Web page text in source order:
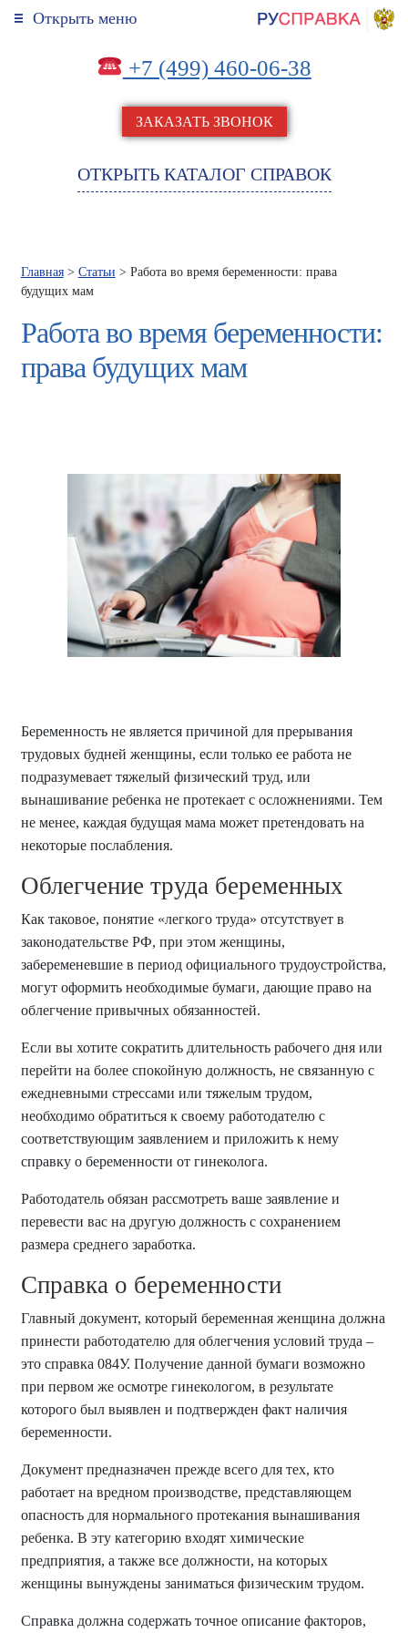
Открыть меню
ОТКРЫТЬ КАТАЛОГ СПРАВОК
+7 (499) 460-06-38
ЗАКАЗАТЬ ЗВОНОК
Главная> Статьи > Работа во время беременности: права
будущих мам
Работа во время беременности:
права будущих мам
Беременность не является причиной для прерывания
трудовых будней женщины, если только ее работа не
подразумевает тяжелый физический труд, или
вынашивание ребенка не протекает с осложнениями. Тем
не менее, каждая будущая мама может претендовать на
некоторые послабления.
Облегчение труда беременных
Как таковое, понятие «легкого труда» отсутствует в
законодательстве РФ, при этом женщины,
забеременевшие в период официального трудоустройства,
могут оформить необходимые бумаги, дающие право на
облегчение привычных обязанностей.
Если вы хотите сократить длительность рабочего дня или
перейти на более спокойную должность, не связанную с
ежедневными стрессами или тяжелым трудом,
необходимо обратиться к своему работодателю с
соответствующим заявлением и приложить к нему
справку о беременности от гинеколога.
Работодатель обязан рассмотреть ваше заявление и
перевести вас на другую должность с сохранением
размера среднего заработка.
Справка о беременности
Главный документ, который беременная женщина должна
принести работодателю для облегчения условий труда –
это справка 084У. Получение данной бумаги возможно
при первом же осмотре гинекологом, в результате
которого был выявлен и подтвержден факт наличия
беременности.
Документ предназначен прежде всего для тех, кто
работает на вредном производстве, представляющем
опасность для нормального протекания вынашивания
ребенка. В эту категорию входят химические
предприятия, а также все должности, на которых
женщины вынуждены заниматься физическим трудом.
Справка должна содержать точное описание факторов,